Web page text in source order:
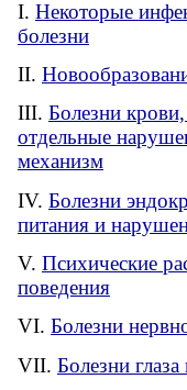
Некоторые
болезни
Болезни
отдельные
механизм
Болезни
питания и
Психические
поведения
Болезни
Болезни